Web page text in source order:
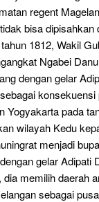
regent
bisa dipisahkan
1812, Wakil
Ngabei
dengan gelar
konsekuensi
Yogyakarta pada
wilayah Kedu
menjadi
gelar Adipati
memilih daerah
sebagai